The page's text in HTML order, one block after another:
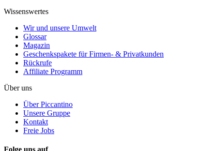
Wissenswertes
Wir und unsere Umwelt
Glossar
Magazin
Geschenkspakete für Firmen- & Privatkunden
Rückrufe
Affiliate Programm
Über uns
Über Piccantino
Unsere Gruppe
Kontakt
Freie Jobs